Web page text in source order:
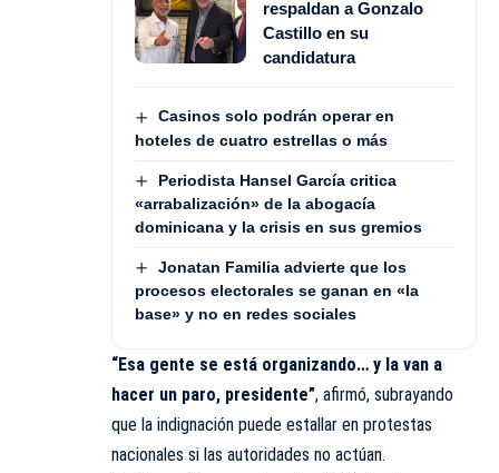
respaldan a Gonzalo
Castillo en su
candidatura
Casinos solo podrán operar en
hoteles de cuatro estrellas o más
Periodista Hansel García critica
«arrabalización» de la abogacía
dominicana y la crisis en sus gremios
Jonatan Familia advierte que los
procesos electorales se ganan en «la
base» y no en redes sociales
“Esa gente se está organizando… y la van a
hacer un paro, presidente”, afirmó, subrayando
que la indignación puede estallar en protestas
nacionales si las autoridades no actúan.